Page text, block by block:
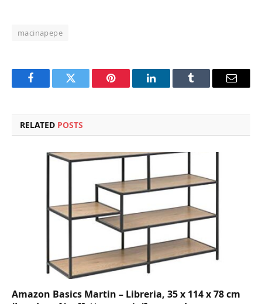
macinapepe
FacebookTwitter Pinterest LinkedInTumblr Email
RELATED POSTS
Amazon Basics Martin – Libreria, 35 x 114 x 78 cm